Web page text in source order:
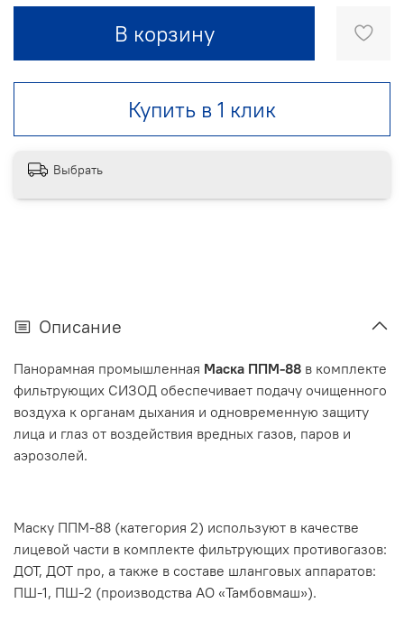
В корзину
Купить в 1 клик
Выбрать
Описание
Панорамная промышленная Маска ППМ-88 в комплекте
фильтрующих СИЗОД обеспечивает подачу очищенного
воздуха к органам дыхания и одновременную защиту
лица и глаз от воздействия вредных газов, паров и
аэрозолей.
Маску ППМ-88 (категория 2) используют в качестве
лицевой части в комплекте фильтрующих противогазов:
ДОТ, ДОТ про, а также в составе шланговых аппаратов:
ПШ-1, ПШ-2 (производства АО «Тамбовмаш»).